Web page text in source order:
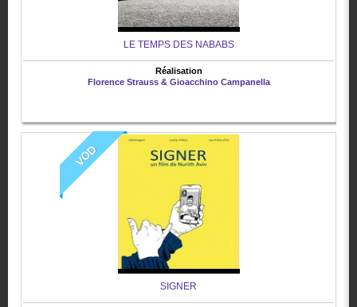
LE TEMPS DES NABABS
Réalisation
Florence Strauss & Gioacchino Campanella
VOD
SIGNER